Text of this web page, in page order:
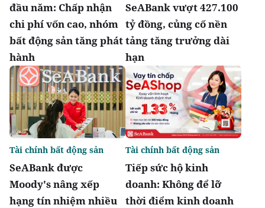
đầu năm: Chấp nhận
chi phí vốn cao, nhóm
bất động sản tăng phát
hành
SeABank vượt 427.100
tỷ đồng, củng cố nền
tảng tăng trưởng dài
hạn
SeABank được
Moody's nâng xếp
hạng tín nhiệm nhiều
Tài chính bất động sản
Tiếp sức hộ kinh
doanh: Không để lỡ
thời điểm kinh doanh
Tài chính bất động sản